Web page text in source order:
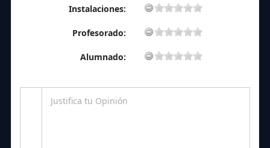
Instalaciones:
Profesorado:
Alumnado: